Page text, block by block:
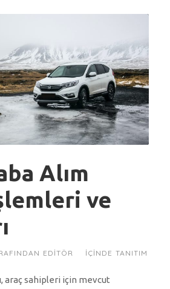
Alım
ve
EDITÖR IÇINDE TANITIM
araç sahipleri için mevcut